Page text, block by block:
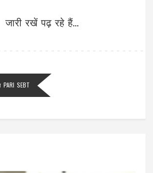
जारी रखें पढ़ रहे हैं...
PARI SEBT